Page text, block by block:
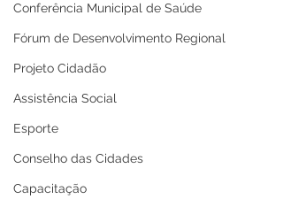
Conferência Municipal de Saúde
Fórum de Desenvolvimento Regional
Projeto Cidadão
Assistência Social
Esporte
Conselho das Cidades
Capacitação